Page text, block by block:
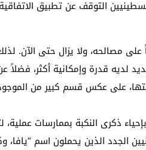
التوقف عن تطبيق
مصالحه، ولا يزال حتى الآن.
لديه قدرة وإمكانية أكثر، فضلاً
على عكس قسم كبير من
ذكرى النكبة بممارسات عملية،
الجدد الذين يحملون اسم “يافا،